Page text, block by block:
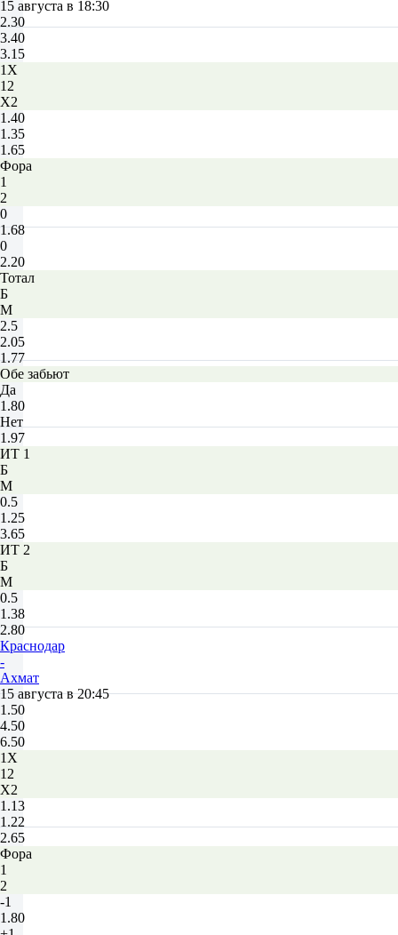
15 августа в 18:30
2.30
3.40
3.15
1X
12
X2
1.40
1.35
1.65
Фора
1
2
0
1.68
0
2.20
Тотал
Б
М
2.5
2.05
1.77
Обе забьют
Да
1.80
Нет
1.97
ИТ 1
Б
М
0.5
1.25
3.65
ИТ 2
Б
М
0.5
1.38
2.80
Краснодар
-
Ахмат
15 августа в 20:45
1.50
4.50
6.50
1X
12
X2
1.13
1.22
2.65
Фора
1
2
-1
1.80